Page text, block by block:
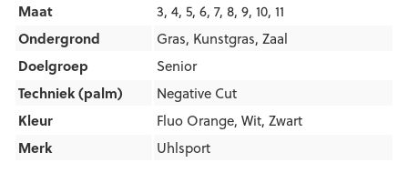
Maat
3, 4, 5, 6, 7, 8, 9, 10, 11
Ondergrond
Gras, Kunstgras, Zaal
Doelgroep
Senior
Techniek (palm)
Negative Cut
Kleur
Fluo Orange, Wit, Zwart
Merk
Uhlsport